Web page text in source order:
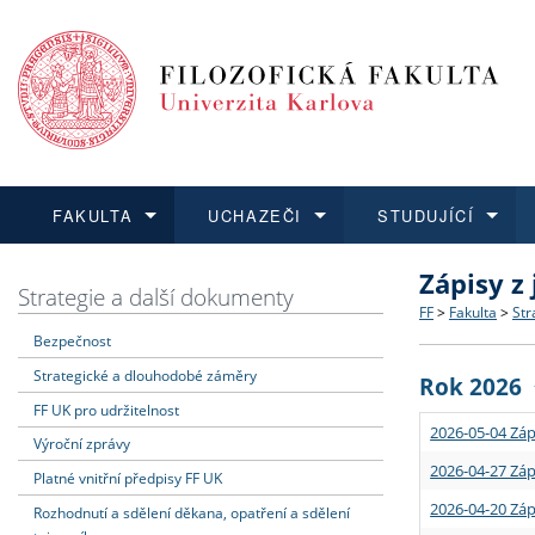
FAKULTA
Dozvědět se více
Struktura
Strategie
Podpora
UCHAZEČI
Podat přihlášku
Co
Učitelské
STUDUJÍCÍ
Dozvědět se více
Rigorózní
Dozvědět se více
O vědě a
Granty a
Dozvědět se více
Aktuální
Strategie a další dokumenty
Bezpečnost
Strategické a dlouhodobé záměry
FF UK pro udržitelnost
Výroční zprávy
Platné vnitřní předpisy FF UK
Rozhodnutí a sdělení děkana, opatření a sdělení
Zápisy
FF > Fakulta >
Rok 2026
2026-05-04
2026-04-27
2026-04-20